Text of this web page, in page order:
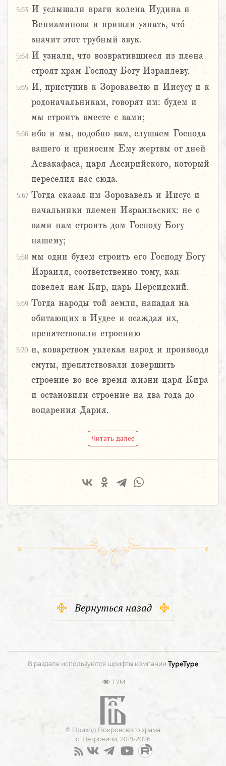
5:63 И услышали враги колена Иудина и
Вениаминова и пришли узнать, что́
значит этот трубный звук.
5:64 И узнали, что возвратившиеся из плена
строят храм Господу Богу Израилеву.
5:65 И, приступив к Зоровавелю и Иисусу и к
родоначальникам, говорят им: будем и
мы строить вместе с вами;
5:66 ибо и мы, подобно вам, слушаем Господа
вашего и приносим Ему жертвы от дней
Асвакафаса, царя Ассирийского, который
переселил нас сюда.
5:67 Тогда сказал им Зоровавель и Иисус и
начальники племен Израильских: не с
вами нам строить дом Господу Богу
нашему;
5:68 мы одни будем строить его Господу Богу
Израиля, соответственно тому, как
повелел нам Кир, царь Персидский.
5:69 Тогда народы той земли, нападая на
обитающих в Иудее и осаждая их,
препятствовали строению
5:70 и, коварством увлекая народ и производя
смуты, препятствовали довершить
строение во все время жизни царя Кира
и остановили строение на два года до
воцарения Дария.
Читать далее
Вернуться назад
В разделе используются шрифты компании
1.7M
© Приход Покровского храма
с. Петровичи, 2019-2026